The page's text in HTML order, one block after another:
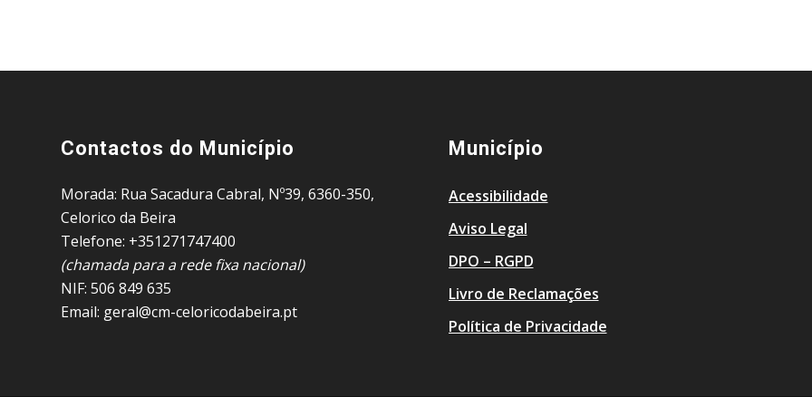
Contactos do Município
Morada: Rua Sacadura Cabral, Nº39, 6360-350,
Celorico da Beira
Telefone: +351271747400
(chamada para a rede fixa nacional)
NIF: 506 849 635
Email: geral@cm-celoricodabeira.pt
Município
Acessibilidade
Aviso Legal
DPO – RGPD
Livro de Reclamações
Política de Privacidade